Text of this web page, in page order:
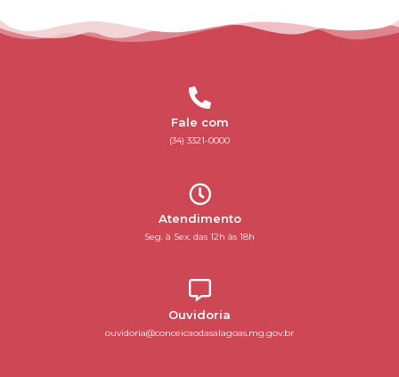
Fale com
(34) 3321-0000
Atendimento
Seg. à Sex. das 12h às 18h
Ouvidoria
ouvidoria@conceicaodasalagoas.mg.gov.br